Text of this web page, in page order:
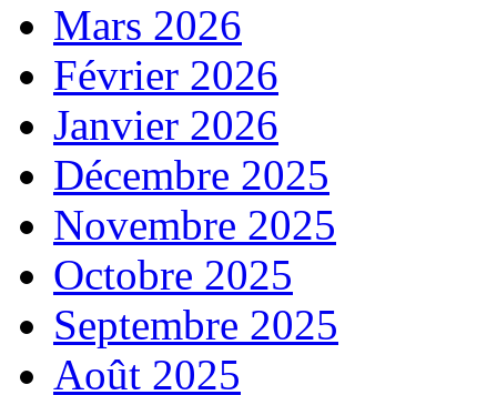
Mars 2026
Février 2026
Janvier 2026
Décembre 2025
Novembre 2025
Octobre 2025
Septembre 2025
Août 2025